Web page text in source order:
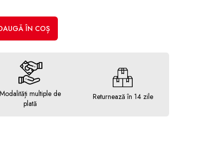
ÎN COȘ
Modalități multiple de
plată
Returnează în 14 zile